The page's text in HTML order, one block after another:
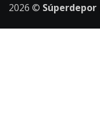
2026 © Súperdepor